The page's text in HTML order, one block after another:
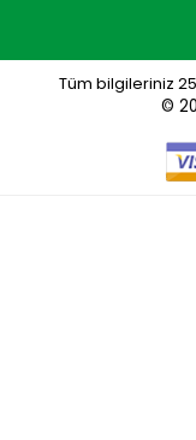
Tüm bilgileriniz
©